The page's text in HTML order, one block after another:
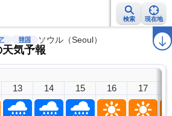
検索 現在地
地震情報 警報・注意報 ラ
韓国 ソウル（Seoul）
気予報
13 14 15 16 17